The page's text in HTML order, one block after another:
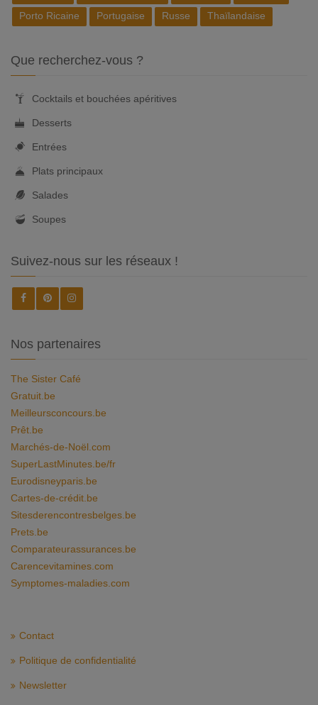
Porto Ricaine
Portugaise Russe Thaïlandaise
Que recherchez-vous ?
Cocktails et bouchées apéritives
Desserts
Entrées
Plats principaux
Salades
Soupes
Suivez-nous sur les réseaux !
Nos partenaires
The Sister Café
Gratuit.be
Meilleursconcours.be
Prêt.be
Marchés-de-Noël.com
SuperLastMinutes.be/fr
Eurodisneyparis.be
Cartes-de-crédit.be
Sitesderencontresbelges.be
Prets.be
Comparateurassurances.be
Carencevitamines.com
Symptomes-maladies.com
Contact
Politique de confidentialité
Newsletter